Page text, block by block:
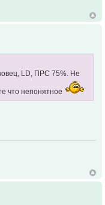
LD, ПРС 75%. Не
что непонятное